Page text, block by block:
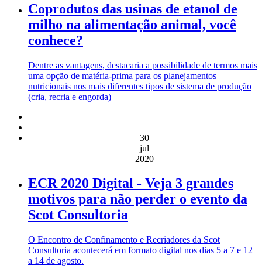
Coprodutos das usinas de etanol de
milho na alimentação animal, você
conhece?
Dentre as vantagens, destacaria a possibilidade de termos mais
uma opção de matéria-prima para os planejamentos
nutricionais nos mais diferentes tipos de sistema de produção
(cria, recria e engorda)
30
jul
2020
ECR 2020 Digital - Veja 3 grandes
motivos para não perder o evento da
Scot Consultoria
O Encontro de Confinamento e Recriadores da Scot
Consultoria acontecerá em formato digital nos dias 5 a 7 e 12
a 14 de agosto.